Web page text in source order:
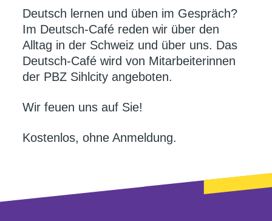
Deutsch lernen und üben im Gespräch?
Im Deutsch-Café reden wir über den
Alltag in der Schweiz und über uns. Das
Deutsch-Café wird von Mitarbeiterinnen
der PBZ Sihlcity angeboten.
Wir feuen uns auf Sie!
Kostenlos, ohne Anmeldung.